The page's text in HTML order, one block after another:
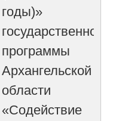
годы)»
государственной
программы
Архангельской
области
«Содействие